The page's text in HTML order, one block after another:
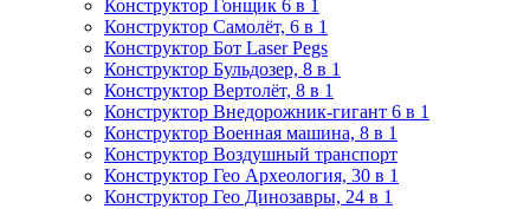
Конструктор Гонщик 6 в 1
Конструктор Cамолёт, 6 в 1
Конструктор Бот Laser Pegs
Конструктор Бульдозер, 8 в 1
Конструктор Вертолёт, 8 в 1
Конструктор Внедорожник-гигант 6 в 1
Конструктор Военная машина, 8 в 1
Конструктор Воздушный транспорт
Конструктор Гео Археология, 30 в 1
Конструктор Гео Динозавры, 24 в 1